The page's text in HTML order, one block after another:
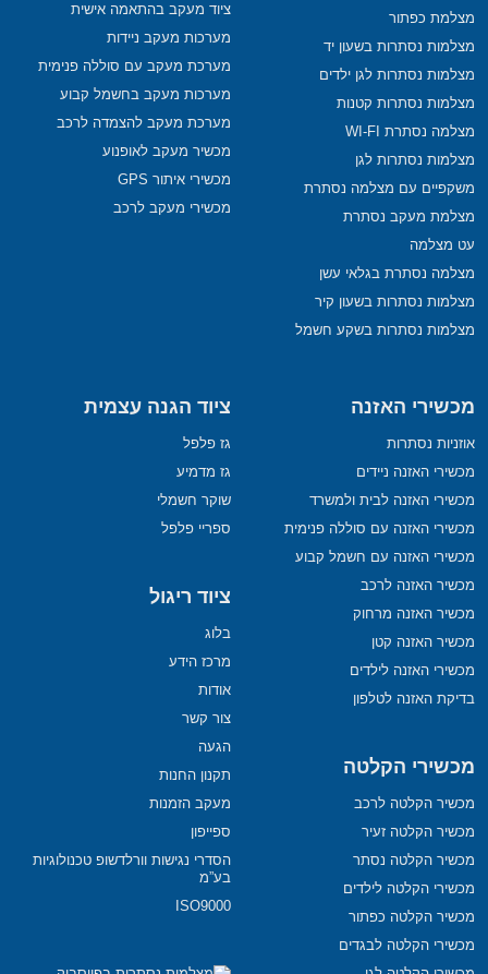
מצלמת כפתור
מצלמות נסתרות בשעון יד
מצלמות נסתרות לגן ילדים
מצלמות נסתרות קטנות
מצלמה נסתרת WI-FI
מצלמות נסתרות לגן
משקפיים עם מצלמה נסתרת
מצלמת מעקב נסתרת
עט מצלמה
מצלמה נסתרת בגלאי עשן
מצלמות נסתרות בשעון קיר
מצלמות נסתרות בשקע חשמל
ציוד מעקב בהתאמה אישית
מערכות מעקב ניידות
מערכת מעקב עם סוללה פנימית
מערכות מעקב בחשמל קבוע
מערכת מעקב להצמדה לרכב
מכשיר מעקב לאופנוע
מכשירי איתור GPS
מכשירי מעקב לרכב
מכשירי האזנה
אוזניות נסתרות
מכשירי האזנה ניידים
מכשירי האזנה לבית ולמשרד
מכשירי האזנה עם סוללה פנימית
מכשירי האזנה עם חשמל קבוע
מכשיר האזנה לרכב
מכשיר האזנה מרחוק
מכשיר האזנה קטן
מכשירי האזנה לילדים
בדיקת האזנה לטלפון
מכשירי הקלטה
מכשיר הקלטה לרכב
מכשיר הקלטה זעיר
מכשיר הקלטה נסתר
מכשירי הקלטה לילדים
מכשיר הקלטה כפתור
מכשירי הקלטה לבגדים
ציוד הגנה עצמית
גז פלפל
גז מדמיע
שוקר חשמלי
ספריי פלפל
ציוד ריגול
בלוג
מרכז הידע
אודות
צור קשר
הגעה
תקנון החנות
מעקב הזמנות
ספייפון
הסדרי נגישות וורלדשופ טכנולוגיות
בע”מ
ISO9000